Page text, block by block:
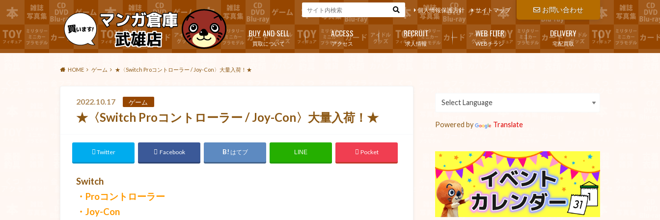
お問い合わせ
個人情報保護方針 サイトマップ
買取について
BUY AND SELL
アクセス
ACCESS
求人情報
RECRUIT
WEBチラシ
WEB FLIER
宅配買取
DELIVERY
HOME ゲーム ★〈Switch Proコントローラー / Joy-Con〉大量入荷！★
2022.10.17 ゲーム
★〈Switch Proコントローラー / Joy-Con〉大量入荷！★
Twitter Facebook はてブ LINE Pocket
Switch
・Proコントローラー
・Joy-Con
Powered by Translate